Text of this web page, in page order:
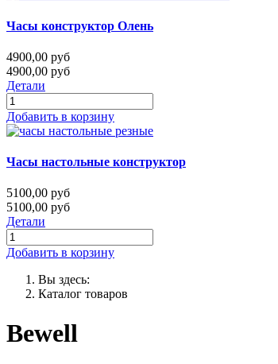
Часы конструктор Олень
4900,00 руб
4900,00 руб
Детали
Добавить в корзину
Часы настольные конструктор
5100,00 руб
5100,00 руб
Детали
Добавить в корзину
Вы здесь:
Каталог товаров
Bewell